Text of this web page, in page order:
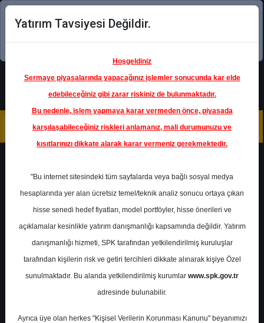
Şimdi uygulamayı indirin!
VAKBN- TÜRKİYE VAKIFLAR
BANKASI T.A.O.
Hedef Fiyat 43.50 ₺
Getiri
%0.00
0
Get.
0
Yatırım Tavsiyesi Değildir.
Hoşgeldiniz
Sermaye piyasalarında yapacağınız işlemler sonucunda kar elde
edebileceğiniz gibi zarar riskiniz de bulunmaktadır.
Bu nedenle, işlem yapmaya karar vermeden önce, piyasada
karşılaşabileceğiniz riskleri anlamanız, mali durumunuzu ve
kısıtlarınızı dikkate alarak karar vermeniz gerekmektedir.
"Bu internet sitesindeki tüm sayfalarda veya bağlı sosyal medya
hesaplarında yer alan ücretsiz temel/teknik analiz sonucu ortaya çıkan
hisse senedi hedef fiyatları, model portföyler, hisse önerileri ve
açıklamalar kesinlikle yatırım danışmanlığı kapsamında değildir. Yatırım
danışmanlığı hizmeti, SPK tarafından yetkilendirilmiş kuruluşlar
tarafından kişilerin risk ve getiri tercihleri dikkate alınarak kişiye Özel
sunulmaktadır. Bu alanda yetkilendirilmiş kurumlar www.spk.gov.tr
adresinde bulunabilir.
Ayrıca üye olan herkes "Kişisel Verilerin Korunması Kanunu" beyanımızı